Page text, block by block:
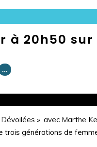
à 20h50
…
», avec Marthe
trois générations de